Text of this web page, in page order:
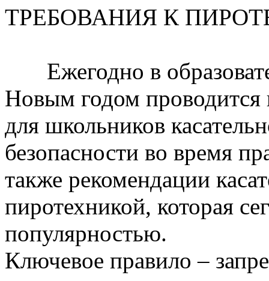
ТРЕБОВАНИЯ К
Ежегодно в
Новым годом проводится
для школьников
безопасности во время
также рекомендации
пиротехникой, которая
популярностью.
Ключевое правило –